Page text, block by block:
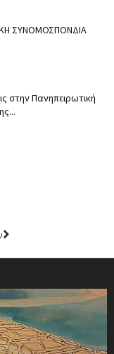
ΣΥΝΟΜΟΣΠΟΝΔΙΑ
στην Πανηπειρωτική